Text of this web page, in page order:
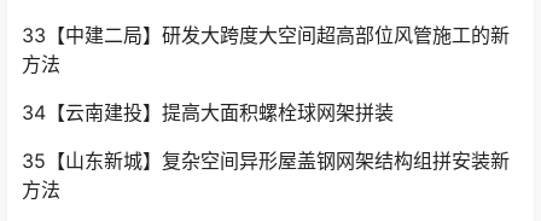
33【中建二局】研发大跨度大空间超高部位风管施工的新
方法
34【云南建投】提高大面积螺栓球网架拼装
35【山东新城】复杂空间异形屋盖钢网架结构组拼安装新
方法